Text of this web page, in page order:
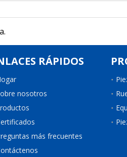
RÁPIDOS
nosotros
más frecuentes